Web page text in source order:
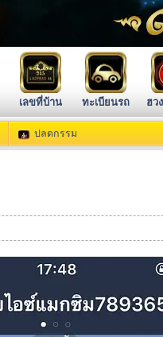
เลขที่บ้าน ทะเบียนรถ ฮว
ปลดกรรม